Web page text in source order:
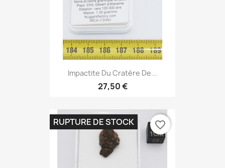
Impactite Du Cratère De...
27,50 €
RUPTURE DE STOCK favorite_border